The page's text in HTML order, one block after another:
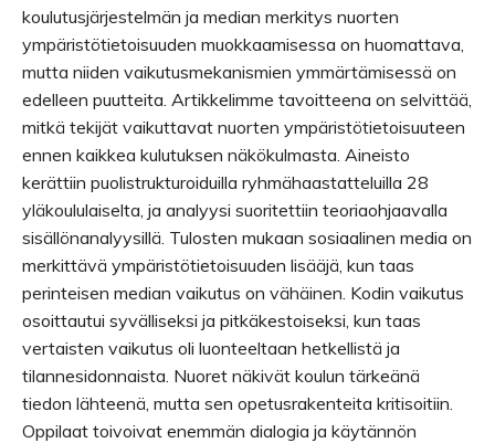
koulutusjärjestelmän ja median merkitys nuorten
ympäristötietoisuuden muokkaamisessa on huomattava,
mutta niiden vaikutusmekanismien ymmärtämisessä on
edelleen puutteita. Artikkelimme tavoitteena on selvittää,
mitkä tekijät vaikuttavat nuorten ympäristötietoisuuteen
ennen kaikkea kulutuksen näkökulmasta. Aineisto
kerättiin puolistrukturoiduilla ryhmähaastatteluilla 28
yläkoululaiselta, ja analyysi suoritettiin teoriaohjaavalla
sisällönanalyysillä. Tulosten mukaan sosiaalinen media on
merkittävä ympäristötietoisuuden lisääjä, kun taas
perinteisen median vaikutus on vähäinen. Kodin vaikutus
osoittautui syvälliseksi ja pitkäkestoiseksi, kun taas
vertaisten vaikutus oli luonteeltaan hetkellistä ja
tilannesidonnaista. Nuoret näkivät koulun tärkeänä
tiedon lähteenä, mutta sen opetusrakenteita kritisoitiin.
Oppilaat toivoivat enemmän dialogia ja käytännön